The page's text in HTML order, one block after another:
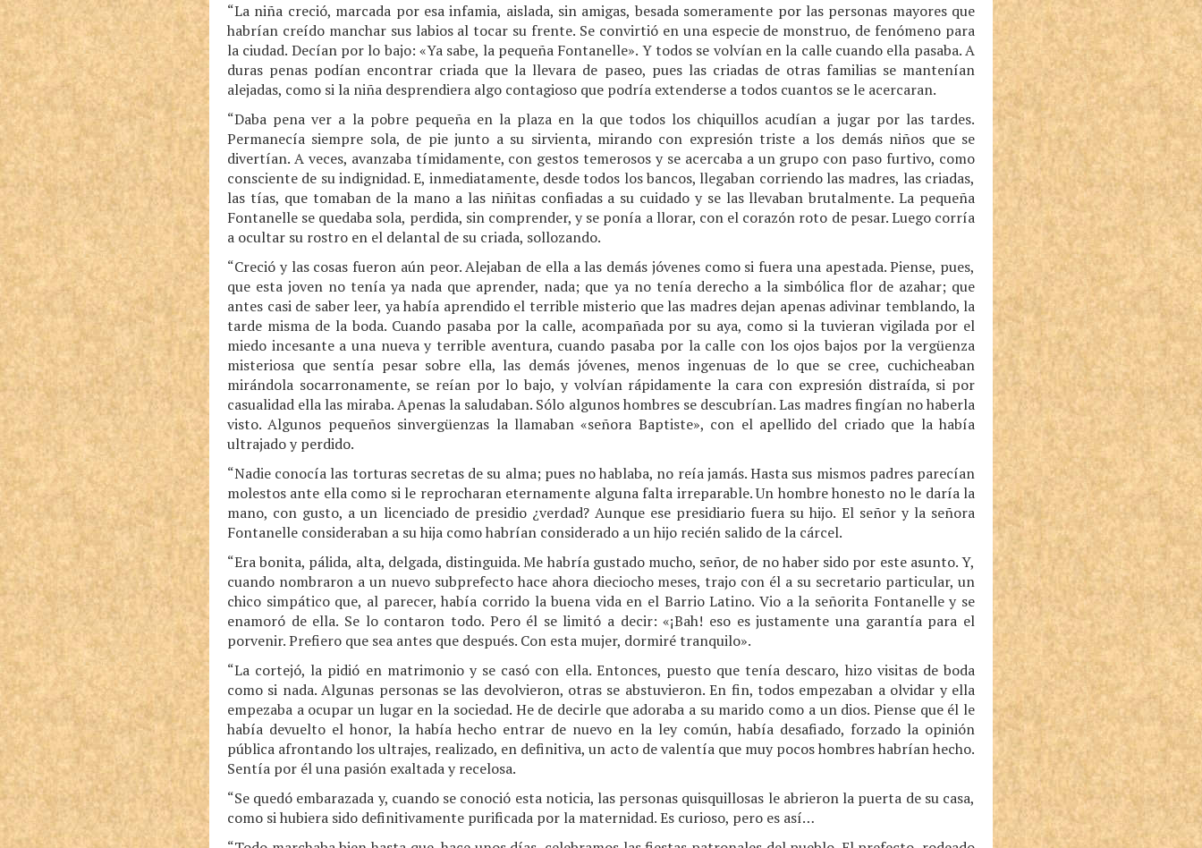
“La niña creció, marcada por esa infamia, aislada, sin amigas, besada someramente por las personas mayores que
habrían creído manchar sus labios al tocar su frente. Se convirtió en una especie de monstruo, de fenómeno para
la ciudad. Decían por lo bajo: «Ya sabe, la pequeña Fontanelle». Y todos se volvían en la calle cuando ella pasaba. A
duras penas podían encontrar criada que la llevara de paseo, pues las criadas de otras familias se mantenían
alejadas, como si la niña desprendiera algo contagioso que podría extenderse a todos cuantos se le acercaran.
“Daba pena ver a la pobre pequeña en la plaza en la que todos los chiquillos acudían a jugar por las tardes.
Permanecía siempre sola, de pie junto a su sirvienta, mirando con expresión triste a los demás niños que se
divertían. A veces, avanzaba tímidamente, con gestos temerosos y se acercaba a un grupo con paso furtivo, como
consciente de su indignidad. E, inmediatamente, desde todos los bancos, llegaban corriendo las madres, las criadas,
las tías, que tomaban de la mano a las niñitas confiadas a su cuidado y se las llevaban brutalmente. La pequeña
Fontanelle se quedaba sola, perdida, sin comprender, y se ponía a llorar, con el corazón roto de pesar. Luego corría
a ocultar su rostro en el delantal de su criada, sollozando.
“Creció y las cosas fueron aún peor. Alejaban de ella a las demás jóvenes como si fuera una apestada. Piense, pues,
que esta joven no tenía ya nada que aprender, nada; que ya no tenía derecho a la simbólica flor de azahar; que
antes casi de saber leer, ya había aprendido el terrible misterio que las madres dejan apenas adivinar temblando, la
tarde misma de la boda. Cuando pasaba por la calle, acompañada por su aya, como si la tuvieran vigilada por el
miedo incesante a una nueva y terrible aventura, cuando pasaba por la calle con los ojos bajos por la vergüenza
misteriosa que sentía pesar sobre ella, las demás jóvenes, menos ingenuas de lo que se cree, cuchicheaban
mirándola socarronamente, se reían por lo bajo, y volvían rápidamente la cara con expresión distraída, si por
casualidad ella las miraba. Apenas la saludaban. Sólo algunos hombres se descubrían. Las madres fingían no haberla
visto. Algunos pequeños sinvergüenzas la llamaban «señora Baptiste», con el apellido del criado que la había
ultrajado y perdido.
“Nadie conocía las torturas secretas de su alma; pues no hablaba, no reía jamás. Hasta sus mismos padres parecían
molestos ante ella como si le reprocharan eternamente alguna falta irreparable. Un hombre honesto no le daría la
mano, con gusto, a un licenciado de presidio ¿verdad? Aunque ese presidiario fuera su hijo. El señor y la señora
Fontanelle consideraban a su hija como habrían considerado a un hijo recién salido de la cárcel.
“Era bonita, pálida, alta, delgada, distinguida. Me habría gustado mucho, señor, de no haber sido por este asunto. Y,
cuando nombraron a un nuevo subprefecto hace ahora dieciocho meses, trajo con él a su secretario particular, un
chico simpático que, al parecer, había corrido la buena vida en el Barrio Latino. Vio a la señorita Fontanelle y se
enamoró de ella. Se lo contaron todo. Pero él se limitó a decir: «¡Bah! eso es justamente una garantía para el
porvenir. Prefiero que sea antes que después. Con esta mujer, dormiré tranquilo».
“La cortejó, la pidió en matrimonio y se casó con ella. Entonces, puesto que tenía descaro, hizo visitas de boda
como si nada. Algunas personas se las devolvieron, otras se abstuvieron. En fin, todos empezaban a olvidar y ella
empezaba a ocupar un lugar en la sociedad. He de decirle que adoraba a su marido como a un dios. Piense que él le
había devuelto el honor, la había hecho entrar de nuevo en la ley común, había desafiado, forzado la opinión
pública afrontando los ultrajes, realizado, en definitiva, un acto de valentía que muy pocos hombres habrían hecho.
Sentía por él una pasión exaltada y recelosa.
“Se quedó embarazada y, cuando se conoció esta noticia, las personas quisquillosas le abrieron la puerta de su casa,
como si hubiera sido definitivamente purificada por la maternidad. Es curioso, pero es así…